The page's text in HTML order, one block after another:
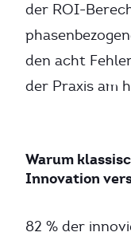
der ROI-
den acht
der Praxis am
Warum
Innovation
82 % der